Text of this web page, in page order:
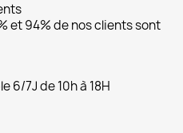
et 94% de nos clients sont
6/7J de 10h à 18H